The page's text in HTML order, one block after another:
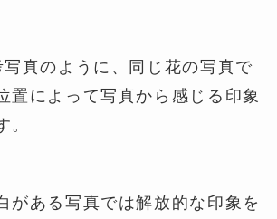
真のように、同じ花の写真で
置によって写真から感じる印象
。
がある写真では解放的な印象を